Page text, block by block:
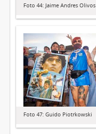
Foto 44: Jaime Andres Olivos
Foto 47: Guido Piotrkowski